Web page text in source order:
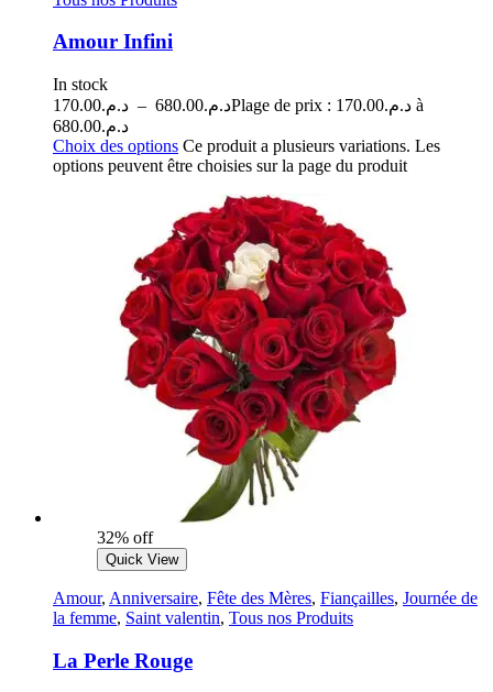
Amour Infini
In stock
د.م.170.00 – د.م.680.00
Plage de prix : د.م.170.00 à
د.م.680.00
Choix des options Ce produit a plusieurs variations. Les
options peuvent être choisies sur la page du produit
32% off
Quick View
Amour, Anniversaire, Fête des Mères, Fiançailles, Journée de
la femme, Saint valentin, Tous nos Produits
La Perle Rouge